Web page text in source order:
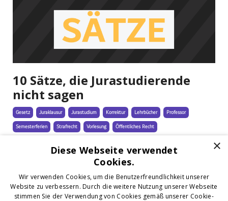
10 Sätze, die Jurastudierende
nicht sagen
Gesetz Juraklausur Jurastudium Korrektur Lehrbücher
Professor
Semesterferien
Strafrecht Vorlesung Öffentliches Recht
Jun 07, 2022 ×
Diese Webseite verwendet
Cookies.
Wir verwenden Cookies, um die Benutzerfreundlichkeit unserer
Website zu verbessern. Durch die weitere Nutzung unserer Webseite
stimmen Sie der Verwendung von Cookies gemäß unserer Cookie-